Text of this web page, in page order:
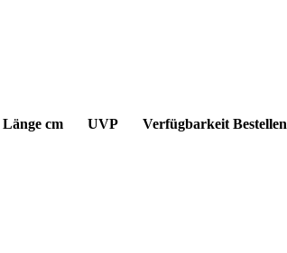
Länge cm UVP Verfügbarkeit Bestellen